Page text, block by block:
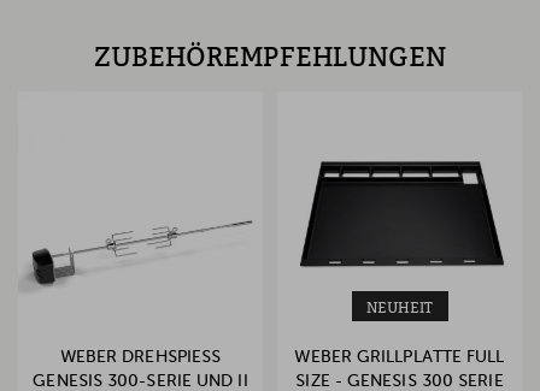
ZUBEHÖREMPFEHLUNGEN
WEBER DREHSPIESS G
ENESIS 300-SERIE UND II 2
NEUHEIT
WEBER GRILLPLATTE FULL
SIZE - GENESIS 300 SERIE